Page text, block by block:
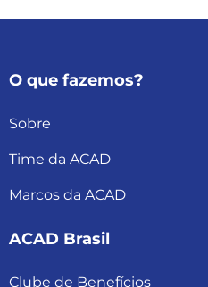
O que fazemos?
Sobre
Time da ACAD
Marcos da ACAD
ACAD Brasil
Clube de Benefícios